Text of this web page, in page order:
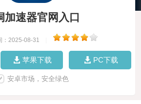
加速器官网入口
：2025-08-31
苹果下载 PC下载
安卓市场，安全绿色